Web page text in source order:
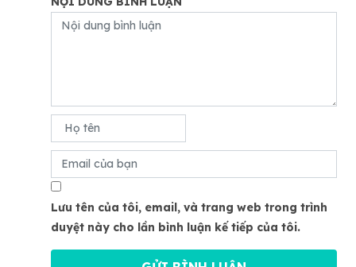
Lưu tên của tôi, email, và trang web trong trình
duyệt này cho lần bình luận kế tiếp của tôi.